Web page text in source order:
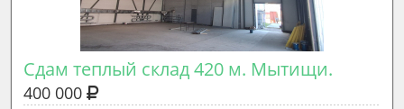
Сдам теплый склад 420 м. Мытищи.
400 000